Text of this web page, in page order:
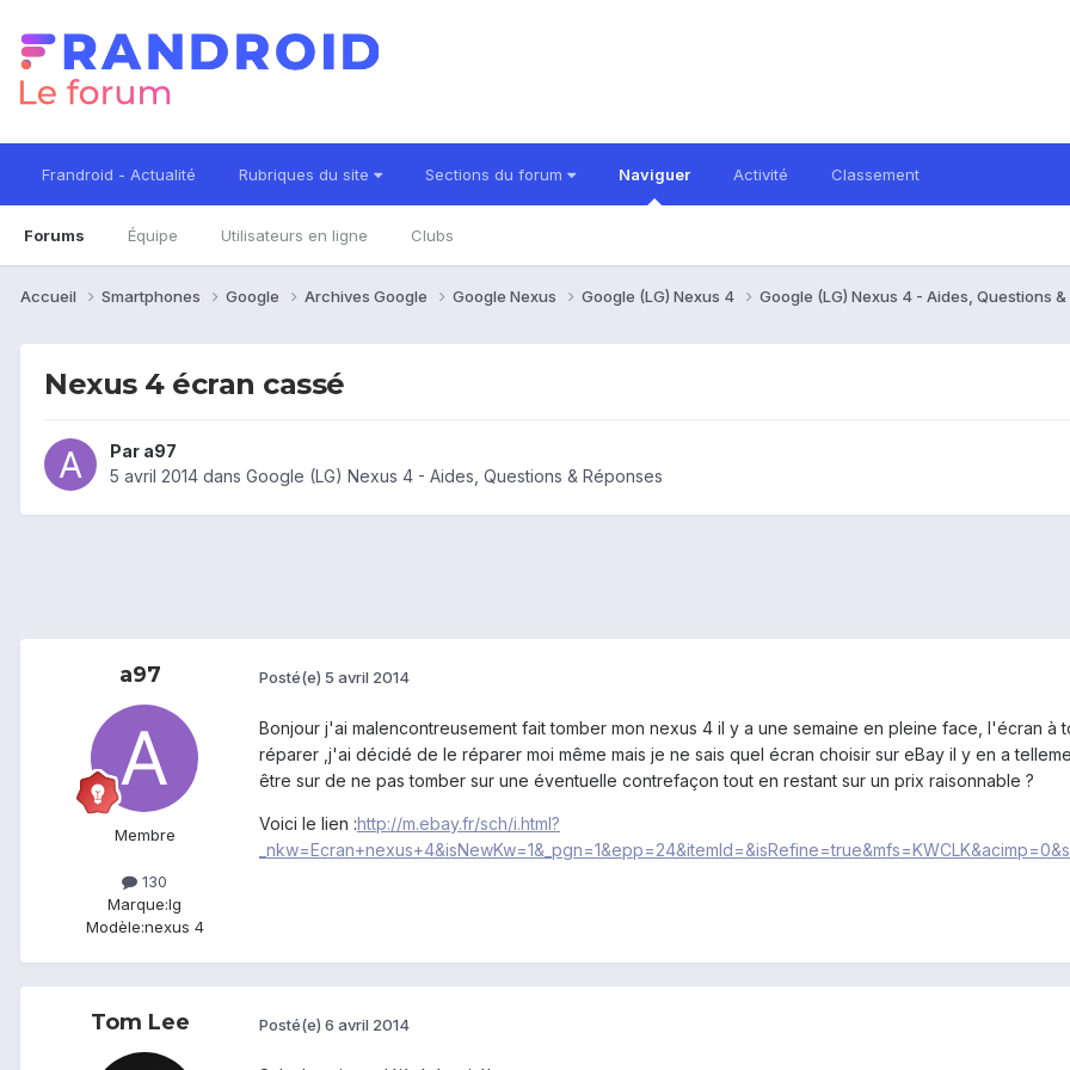
Frandroid - Actualité Rubriques du site Sections du forum Naviguer
Forums Équipe Utilisateurs en ligne Clubs
Activité Classement
Accueil Smartphones Google Archives Google Google Nexus Google (LG) Nexus 4 Google (LG) Nexus 4 - Aides, Questions
Nexus 4 écran cassé
Par a97
5 avril 2014 dans Google (LG) Nexus 4 - Aides, Questions & Réponses
a97
Membre
130
Marque:lg
Modèle:nexus 4
Posté(e) 5 avril 2014
Bonjour j'ai malencontreusement fait tomber mon nexus 4 il y a une semaine en pleine face, l'écran
réparer ,j'ai décidé de le réparer moi même mais je ne sais quel écran choisir sur eBay il y en a
être sur de ne pas tomber sur une éventuelle contrefaçon tout en restant sur un prix raisonnable ?
Voici le lien :http://m.ebay.fr/sch/i.html?
Tom Lee Posté(e) 6 avril 2014